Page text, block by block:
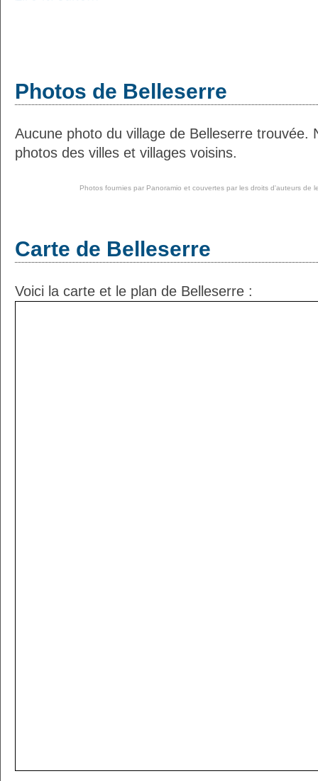
Photos de Belleserre
Aucune photo du village de Belleserre trouvée.
photos des villes et villages voisins.
Photos fournies par Panoramio et couvertes par les droits d'auteurs de
Carte de Belleserre
Voici la carte et le plan de Belleserre :